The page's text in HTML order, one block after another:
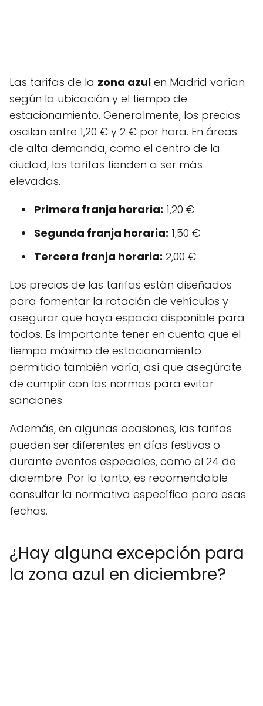
Las tarifas de la zona azul en Madrid varían
según la ubicación y el tiempo de
estacionamiento. Generalmente, los precios
oscilan entre 1,20 € y 2 € por hora. En áreas
de alta demanda, como el centro de la
ciudad, las tarifas tienden a ser más
elevadas.
Primera franja horaria: 1,20 €
Segunda franja horaria: 1,50 €
Tercera franja horaria: 2,00 €
Los precios de las tarifas están diseñados
para fomentar la rotación de vehículos y
asegurar que haya espacio disponible para
todos. Es importante tener en cuenta que el
tiempo máximo de estacionamiento
permitido también varía, así que asegúrate
de cumplir con las normas para evitar
sanciones.
Además, en algunas ocasiones, las tarifas
pueden ser diferentes en días festivos o
durante eventos especiales, como el 24 de
diciembre. Por lo tanto, es recomendable
consultar la normativa específica para esas
fechas.
¿Hay alguna excepción para
la zona azul en diciembre?